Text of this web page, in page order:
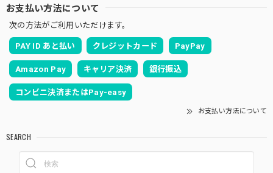
お支払い方法について
次の方法がご利用いただけます。
PAY ID あと払い クレジットカード PayPay
Amazon Pay キャリア決済 銀行振込
コンビニ決済またはPay-easy
お支払い方法について
SEARCH